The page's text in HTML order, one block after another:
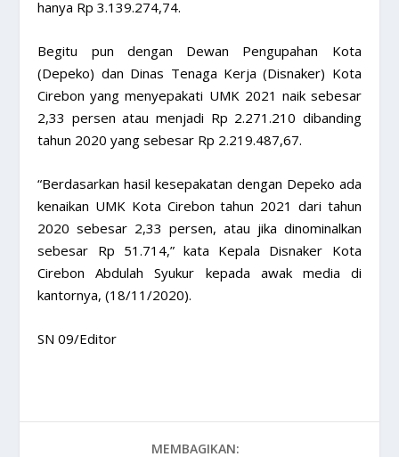
hanya Rp 3.139.274,74.
Begitu pun dengan Dewan Pengupahan Kota
(Depeko) dan Dinas Tenaga Kerja (Disnaker) Kota
Cirebon yang menyepakati UMK 2021 naik sebesar
2,33 persen atau menjadi Rp 2.271.210 dibanding
tahun 2020 yang sebesar Rp 2.219.487,67.
“Berdasarkan hasil kesepakatan dengan Depeko ada
kenaikan UMK Kota Cirebon tahun 2021 dari tahun
2020 sebesar 2,33 persen, atau jika dinominalkan
sebesar Rp 51.714,” kata Kepala Disnaker Kota
Cirebon Abdulah Syukur kepada awak media di
kantornya, (18/11/2020).
SN 09/Editor
MEMBAGIKAN: